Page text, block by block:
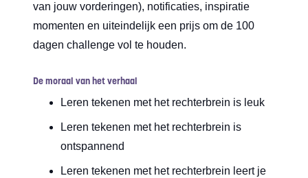
van jouw vorderingen), notificaties, inspiratie
momenten en uiteindelijk een prijs om de 100
dagen challenge vol te houden.
De moraal van het verhaal
Leren tekenen met het rechterbrein is leuk
Leren tekenen met het rechterbrein is
ontspannend
Leren tekenen met het rechterbrein leert je